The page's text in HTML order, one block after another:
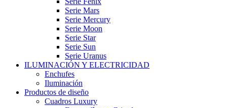
Serie Mars
Serie Mercury
Serie Moon
Serie Star
Serie Sun
Serie Uranus
ILUMINACIÓN Y ELECTRICIDAD
Enchufes
Iluminación
Productos de diseño
Cuadros Luxury